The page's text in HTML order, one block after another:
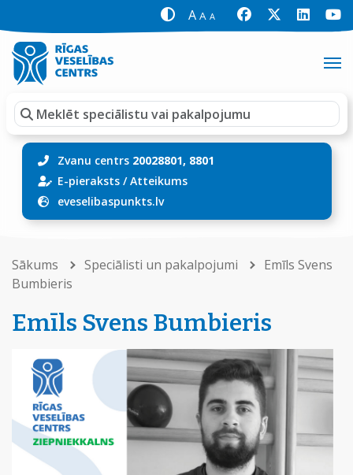
A A A
Zvanu centrs 20028801, 8801
E-pieraksts/Atteikums
eveselibaspunkts.lv
Sākums Speciālisti un pakalpojumi
Emīls Svens
Bumbieris
Emīls Svens Bumbieris